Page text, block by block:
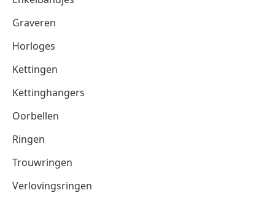
Graveren
Horloges
Kettingen
Kettinghangers
Oorbellen
Ringen
Trouwringen
Verlovingsringen